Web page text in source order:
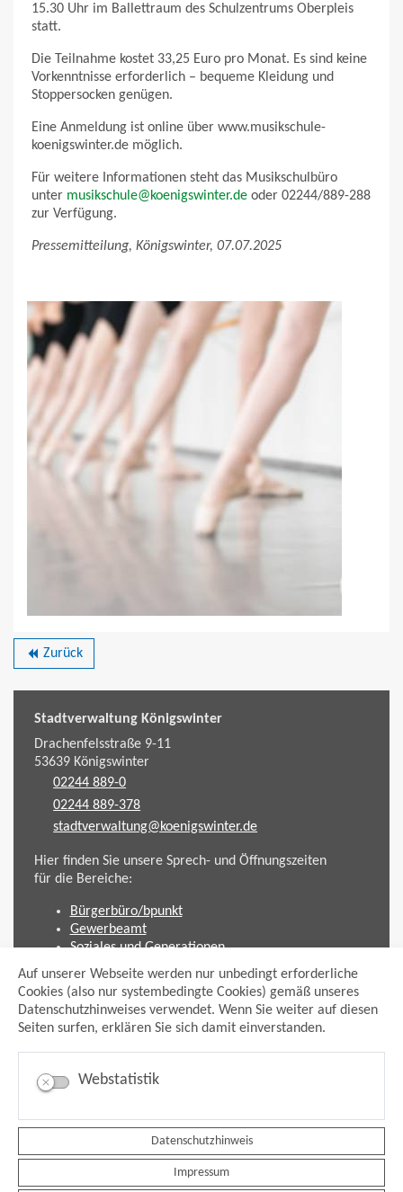
Auf unserer Webseite werden nur unbedingt erforderliche
Cookies (also nur systembedingte Cookies) gemäß unseres
Datenschutzhinweises verwendet. Wenn Sie weiter auf diesen
Seiten surfen, erklären Sie sich damit einverstanden.
Webstatistik
Datenschutzhinweis
Impressum
15.30 Uhr im Ballettraum des Schulzentrums Oberpleis
statt.
Die Teilnahme kostet 33,25 Euro pro Monat. Es sind keine
Vorkenntnisse erforderlich – bequeme Kleidung und
Stoppersocken genügen.
Eine Anmeldung ist online über www.musikschule-
koenigswinter.de möglich.
Für weitere Informationen steht das Musikschulbüro
unter musikschule@koenigswinter.de oder 02244/889-288
zur Verfügung.
Pressemitteilung, Königswinter, 07.07.2025
backward Zurück
Stadtverwaltung Königswinter
Drachenfelsstraße 9-11
53639Königswinter
02244 889-0
02244 889-378
stadtverwaltung@koenigswinter.de
Hier finden Sie unsere Sprech- und Öffnungszeiten
für die Bereiche:
Bürgerbüro/bpunkt
Gewerbeamt
Soziales und Generationen
Standesamt
Friedhofsverwaltung
Planen und Bauen (Bauamt)
Impressum
Datenschutzhinweis
Anmelden
Facebook
xing
Newsfeed Ausschreibungen